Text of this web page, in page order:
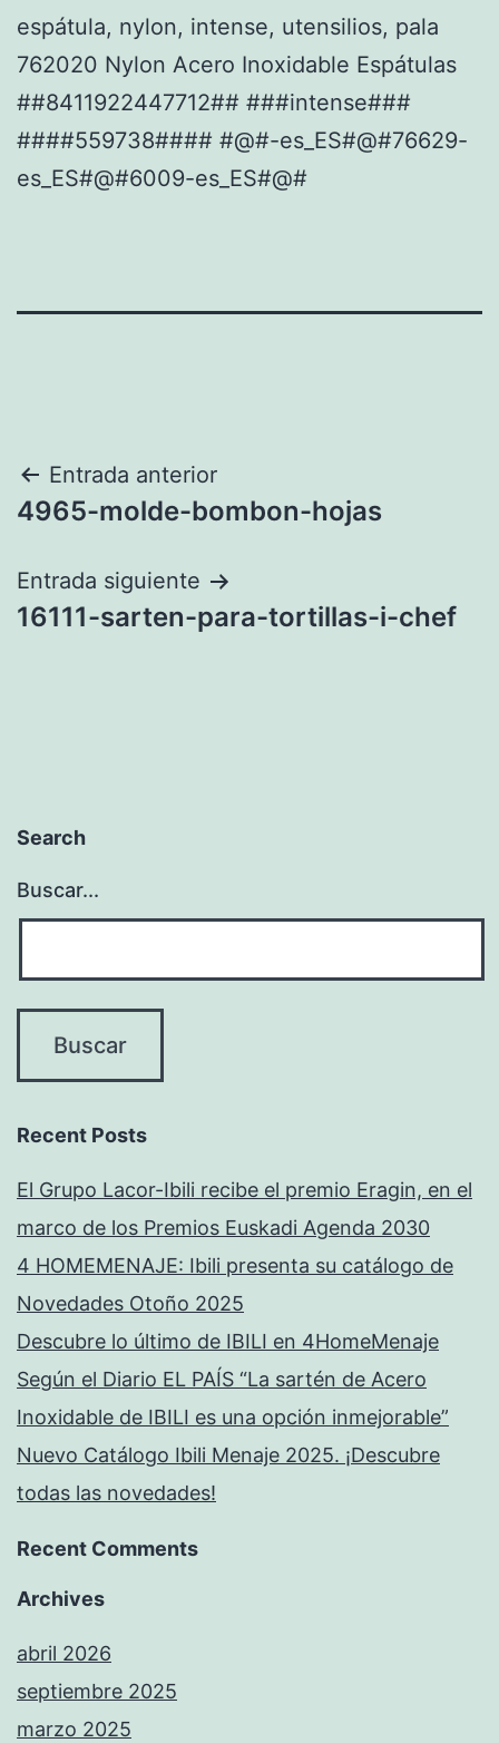
espátula, nylon, intense, utensilios, pala
762020 Nylon Acero Inoxidable Espátulas
##8411922447712## ###intense###
####559738#### #@#-es_ES#@#76629-
es_ES#@#6009-es_ES#@#
Navegación
de
entradas
Entrada anterior
4965-molde-bombon-hojas
Entrada siguiente
16111-sarten-para-tortillas-i-chef
Search
Buscar...
Recent Posts
El Grupo Lacor-Ibili recibe el premio Eragin, en el
marco de los Premios Euskadi Agenda 2030
4 HOMEMENAJE: Ibili presenta su catálogo de
Novedades Otoño 2025
Descubre lo último de IBILI en 4HomeMenaje
Según el Diario EL PAÍS “La sartén de Acero
Inoxidable de IBILI es una opción inmejorable”
Nuevo Catálogo Ibili Menaje 2025. ¡Descubre
todas las novedades!
Recent Comments
Archives
abril 2026
septiembre 2025
marzo 2025